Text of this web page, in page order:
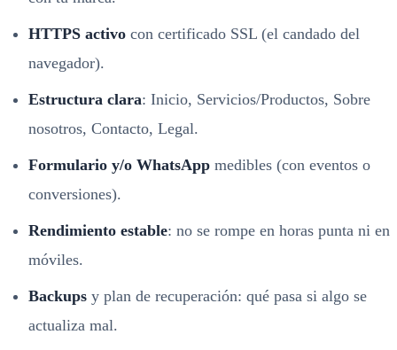
HTTPS activo con certificado SSL (el candado del
navegador).
Estructura clara: Inicio, Servicios/Productos, Sobre
nosotros, Contacto, Legal.
Formulario y/o WhatsApp medibles (con eventos o
conversiones).
Rendimiento estable: no se rompe en horas punta ni en
móviles.
Backups y plan de recuperación: qué pasa si algo se
actualiza mal.